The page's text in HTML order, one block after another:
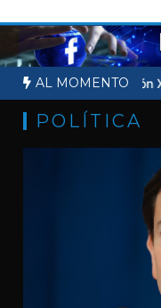
al
contenido
AL MOMENTO
Luna Papa León XIV
POLÍTICA